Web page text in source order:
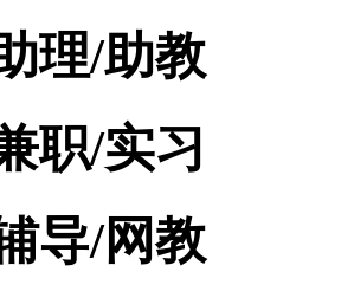
理/助教
职/实习
导/网教